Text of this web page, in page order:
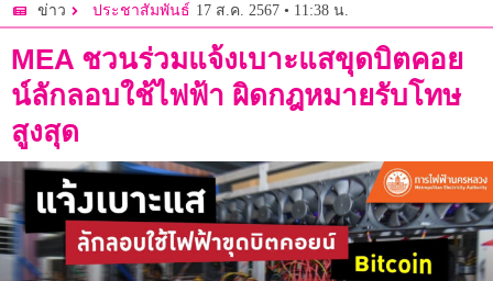
ข่าว ประชาสัมพันธ์ 17 ส.ค. 2567 • 11:38 น.
MEA ชวนร่วมแจ้งเบาะแสขุดบิตคอย
น์ลักลอบใช้ไฟฟ้า ผิดกฎหมายรับโทษ
สูงสุด